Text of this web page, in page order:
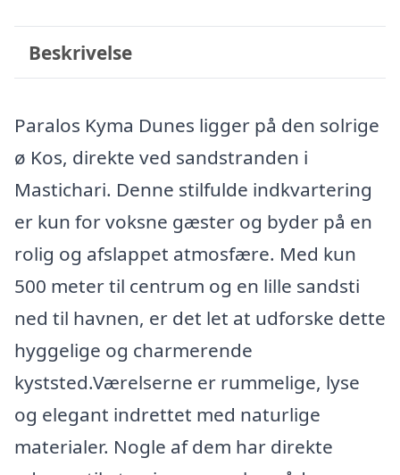
Beskrivelse
Paralos Kyma Dunes ligger på den solrige
ø Kos, direkte ved sandstranden i
Mastichari. Denne stilfulde indkvartering
er kun for voksne gæster og byder på en
rolig og afslappet atmosfære. Med kun
500 meter til centrum og en lille sandsti
ned til havnen, er det let at udforske dette
hyggelige og charmerende
kyststed.Værelserne er rummelige, lyse
og elegant indrettet med naturlige
materialer. Nogle af dem har direkte